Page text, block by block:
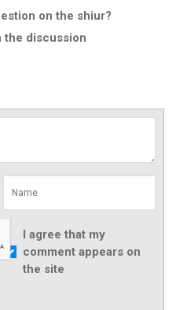
on the shiur?
the discussion
I agree that my
comment appears on
the site